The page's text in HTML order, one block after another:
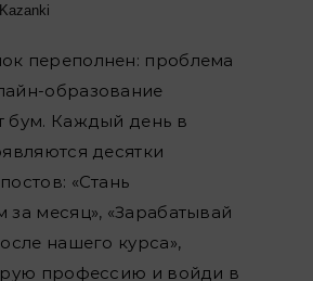
Kazanki
образование
бум. Каждый день в
десятки
«Стань
за месяц», «Зарабатывай
нашего курса»,
профессию и войди в